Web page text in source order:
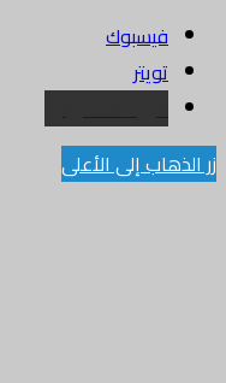
فيسبوك
تويتر
البريد الالكتروني
زر الذهاب إلى الأعلى